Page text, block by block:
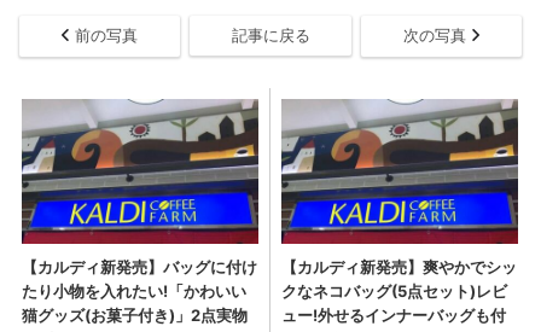
前の写真 記事に戻る 次の写真